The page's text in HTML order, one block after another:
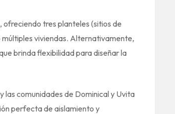
ofreciendo tres planteles (sitios de
viviendas. Alternativamente,
brinda flexibilidad para diseñar la
las comunidades de Dominical y Uvita
perfecta de aislamiento y